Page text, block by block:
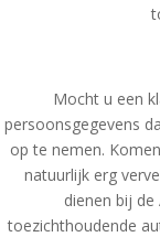
Mocht u een
persoonsgegevens
op te nemen.
natuurlijk erg
dienen bij
toezichthoudende